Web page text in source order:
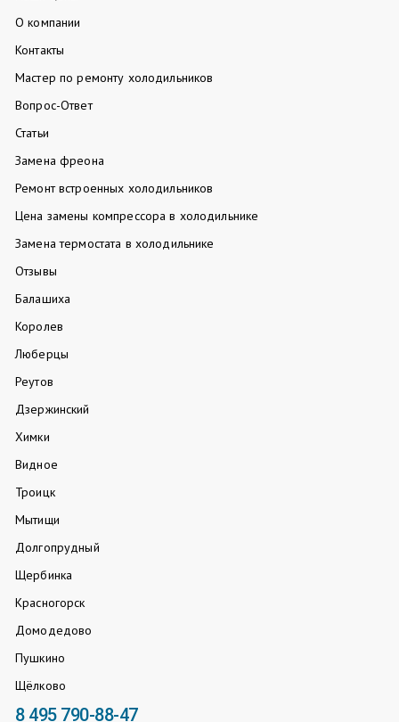
О компании
Контакты
Мастер по ремонту холодильников
Вопрос-Ответ
Статьи
Замена фреона
Ремонт встроенных холодильников
Цена замены компрессора в холодильнике
Замена термостата в холодильнике
Отзывы
Балашиха
Королев
Люберцы
Реутов
Дзержинский
Химки
Видное
Троицк
Мытищи
Долгопрудный
Щербинка
Красногорск
Домодедово
Пушкино
Щёлково
8 495 790-88-47